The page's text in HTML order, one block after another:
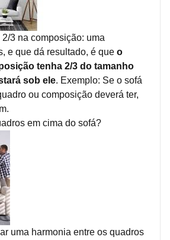
2/3 na composição: uma
e que dá resultado, é que o
tenha 2/3 do tamanho
sob ele. Exemplo: Se o sofá
ou composição deverá ter,
em cima do sofá?
uma harmonia entre os quadros